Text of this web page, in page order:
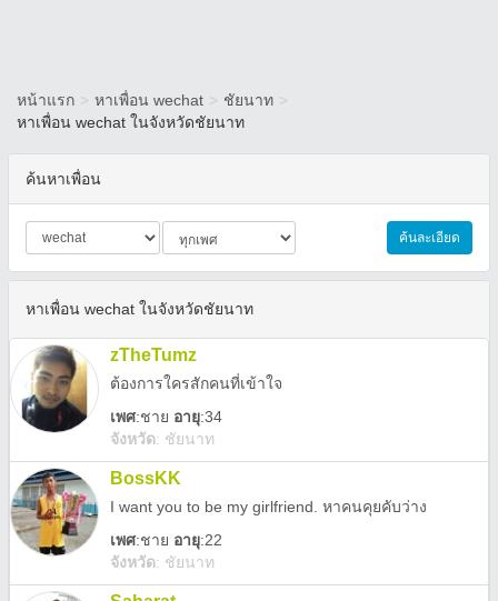
หน้าแรก > หาเพื่อน wechat > ชัยนาท >
หาเพื่อน wechat ในจังหวัดชัยนาท
ค้นหาเพื่อน
ค้นละเอียด
หาเพื่อน wechat ในจังหวัดชัยนาท
zTheTumz
ต้องการใครสักคนที่เข้าใจ
เพศ:ชาย อายุ:34
จังหวัด: ชัยนาท
BossKK
I want you to be my girlfriend. หาคนคุยคับว่าง
เพศ:ชาย อายุ:22
จังหวัด: ชัยนาท